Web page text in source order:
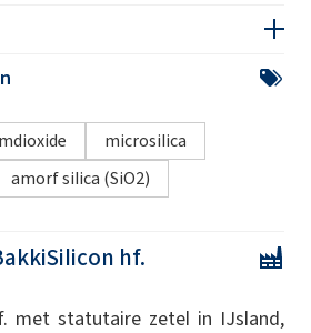
microsilica
amorf silica (SiO2)
hf.
met statutaire zetel in IJsland,